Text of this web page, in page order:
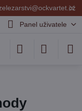
✕
Panel uživatele